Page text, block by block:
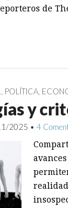
de
POLÍTICA
y
2025 • 4